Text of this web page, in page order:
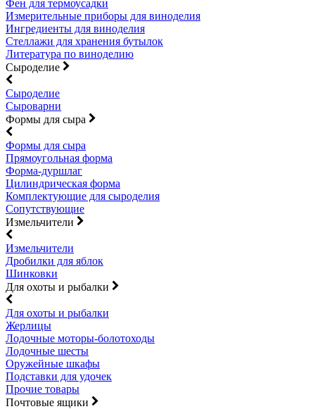
Фен для термоусадки
Измерительные приборы для виноделия
Ингредиенты для виноделия
Стеллажи для хранения бутылок
Литература по виноделию
Сыроделие
Сыроделие
Сыроварни
Формы для сыра
Формы для сыра
Прямоугольная форма
Форма-дуршлаг
Цилиндрическая форма
Комплектующие для сыроделия
Сопутствующие
Измельчители
Измельчители
Дробилки для яблок
Шинковки
Для охоты и рыбалки
Для охоты и рыбалки
Жерлицы
Лодочные моторы-болотоходы
Лодочные шесты
Оружейные шкафы
Подставки для удочек
Прочие товары
Почтовые ящики